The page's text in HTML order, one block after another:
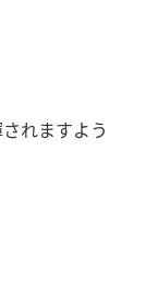
れますよう